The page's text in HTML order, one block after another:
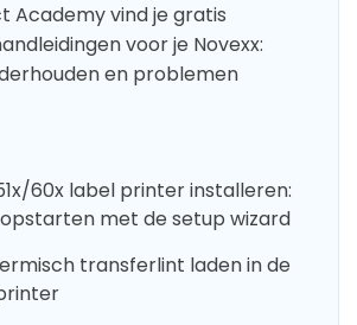
Academy vind je gratis
voor je Novexx:
en problemen
60x label printer installeren:
met de setup wizard
transferlint laden in de